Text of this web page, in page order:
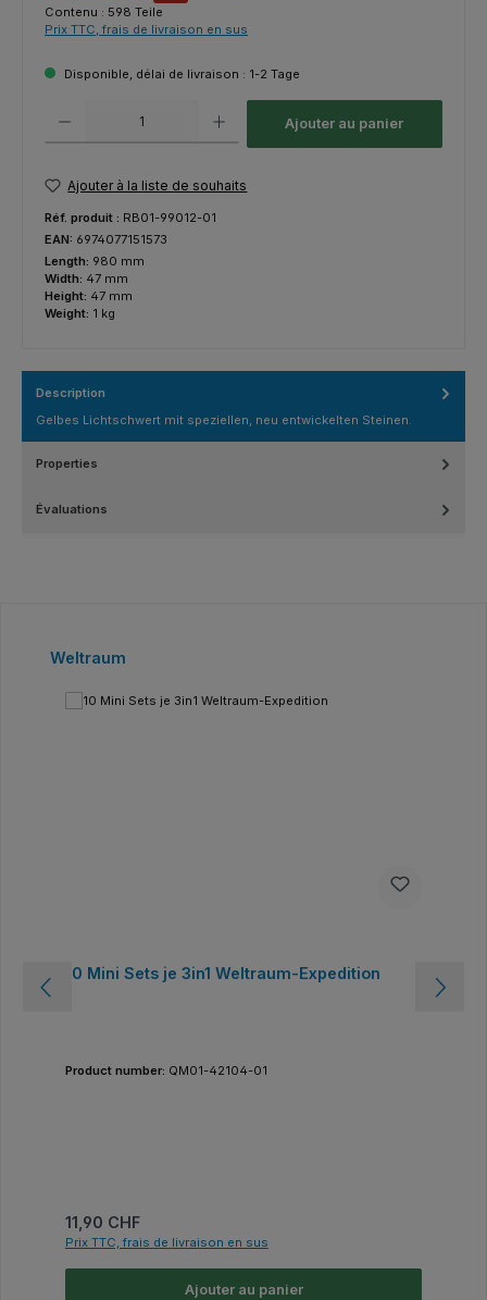
Contenu : 598 Teile
Prix TTC, frais de livraison en sus
Disponible, délai de livraison : 1-2 Tage
Ajouter au panier
Ajouter à la liste de souhaits
Réf. produit : RB01-99012-01
EAN: 6974077151573
Length: 980 mm
Width: 47 mm
Height: 47 mm
Weight: 1 kg
Description
Gelbes Lichtschwert mit speziellen, neu entwickelten Steinen.
Properties
Évaluations
Ignorer la galerie de produits
Weltraum
10 Mini Sets je 3in1 Weltraum-Expedition
Product number: QM01-42104-01
Prix régulier :
11,90 CHF
Prix TTC, frais de livraison en sus
Ajouter au panier